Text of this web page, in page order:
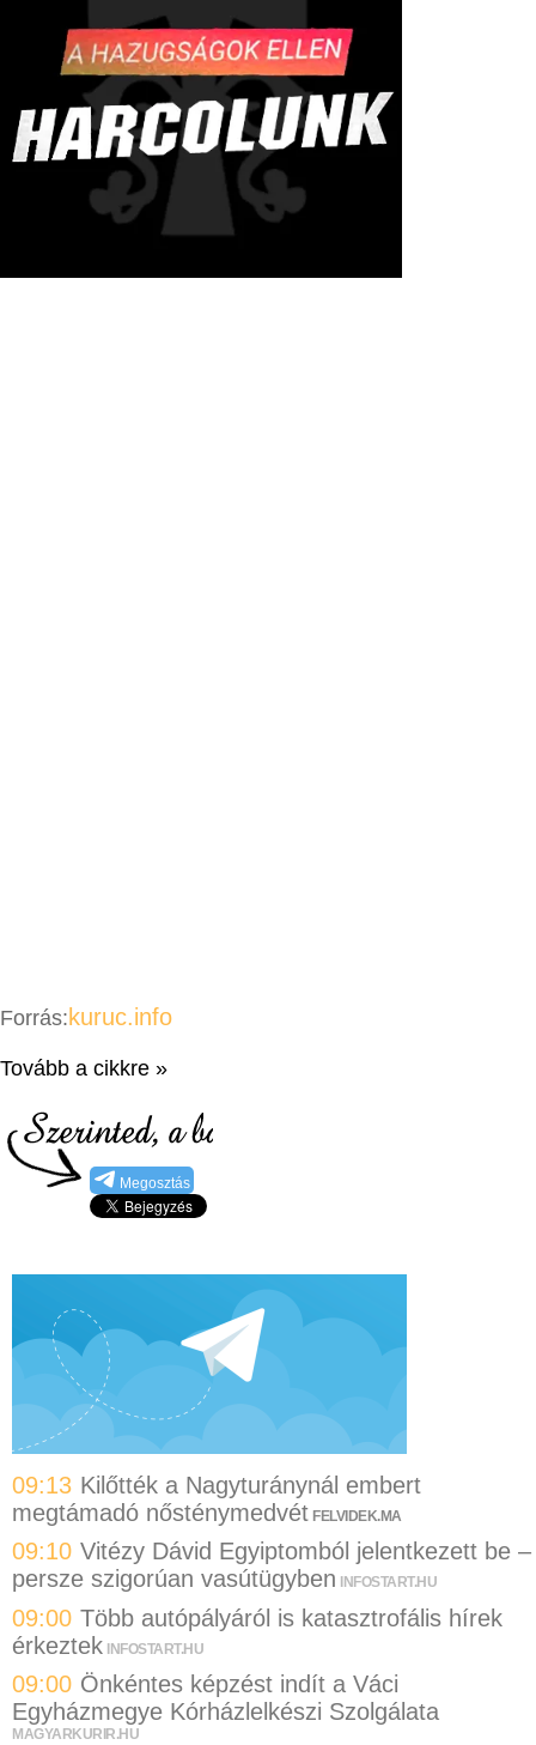
Forrás: kuruc.info
Tovább a cikkre »
Megosztás
09:13 Kilőtték a Nagyturánynál embert
megtámadó nősténymedvét FELVIDEK.MA
09:10 Vitézy Dávid Egyiptomból jelentkezett be –
persze szigorúan vasútügyben
INFOSTART.HU
09:00 Több autópályáról is katasztrofális hírek
érkeztek INFOSTART.HU
09:00 Önkéntes képzést indít a Váci
Egyházmegye Kórházlelkészi Szolgálata
MAGYARKURIR.HU